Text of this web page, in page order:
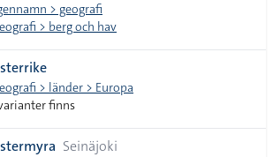
> geografi
> berg och hav
> länder > Europa
finns
Seinäjoki